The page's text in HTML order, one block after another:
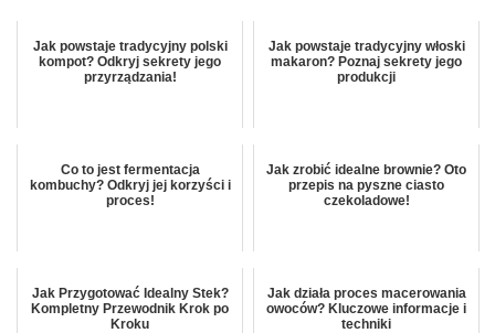
Jak powstaje tradycyjny polski
kompot? Odkryj sekrety jego
przyrządzania!
Jak powstaje tradycyjny włoski
makaron? Poznaj sekrety jego
produkcji
Co to jest fermentacja
kombuchy? Odkryj jej korzyści i
proces!
Jak zrobić idealne brownie? Oto
przepis na pyszne ciasto
czekoladowe!
Jak Przygotować Idealny Stek?
Kompletny Przewodnik Krok po
Kroku
Jak działa proces macerowania
owoców? Kluczowe informacje i
techniki